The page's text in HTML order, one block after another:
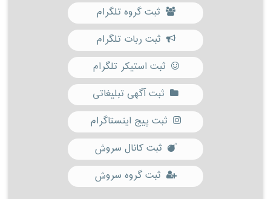
ثبت گروه تلگرام
ثبت ربات تلگرام
ثبت استیکر تلگرام
ثبت آگهی تبلیغاتی
ثبت پیج اینستاگرام
ثبت کانال سروش
ثبت گروه سروش